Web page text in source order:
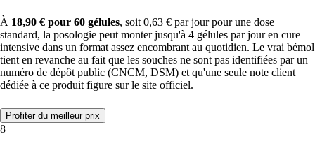
À 18,90 € pour 60 gélules, soit 0,63 € par jour pour une dose
standard, la posologie peut monter jusqu'à 4 gélules par jour en cure
intensive dans un format assez encombrant au quotidien. Le vrai bémol
tient en revanche au fait que les souches ne sont pas identifiées par un
numéro de dépôt public (CNCM, DSM) et qu'une seule note client
dédiée à ce produit figure sur le site officiel.
Profiter du meilleur prix
8